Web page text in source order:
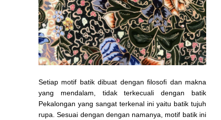
Setiap motif batik dibuat dengan filosofi dan makna
yang mendalam, tidak terkecuali dengan batik
Pekalongan yang sangat terkenal ini yaitu batik tujuh
rupa. Sesuai dengan dengan namanya, motif batik ini